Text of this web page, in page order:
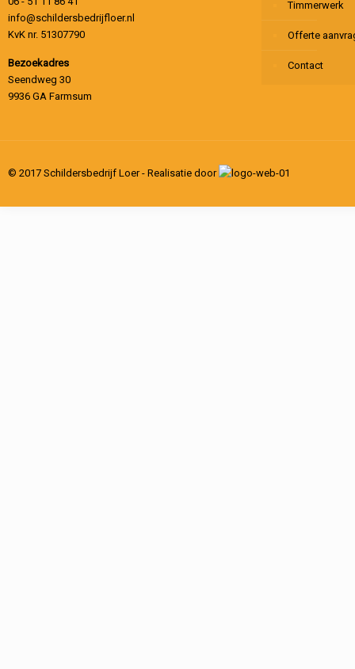
info@schildersbedrijfloer.nl
KvK nr. 51307790
Bezoekadres
Seendweg 30
9936 GA Farmsum
Timmerwerk
Offerte
Contact
© 2017 Schildersbedrijf Loer - Realisatie door